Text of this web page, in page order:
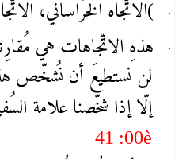
(الاتّجاه الخُراساني،
هذهِ الاتّجاهات هي
لن نستطيعَ أن نُشخّص
إلّا إذا شخّصنا علامة
è
41 :00